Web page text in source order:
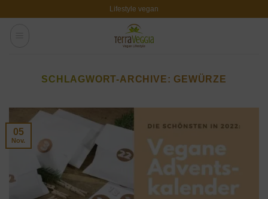
Lifestyle vegan
SCHLAGWORT-ARCHIVE: GEWÜRZE
05
Nov.